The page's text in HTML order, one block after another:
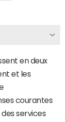
en deux
et les
courantes
services